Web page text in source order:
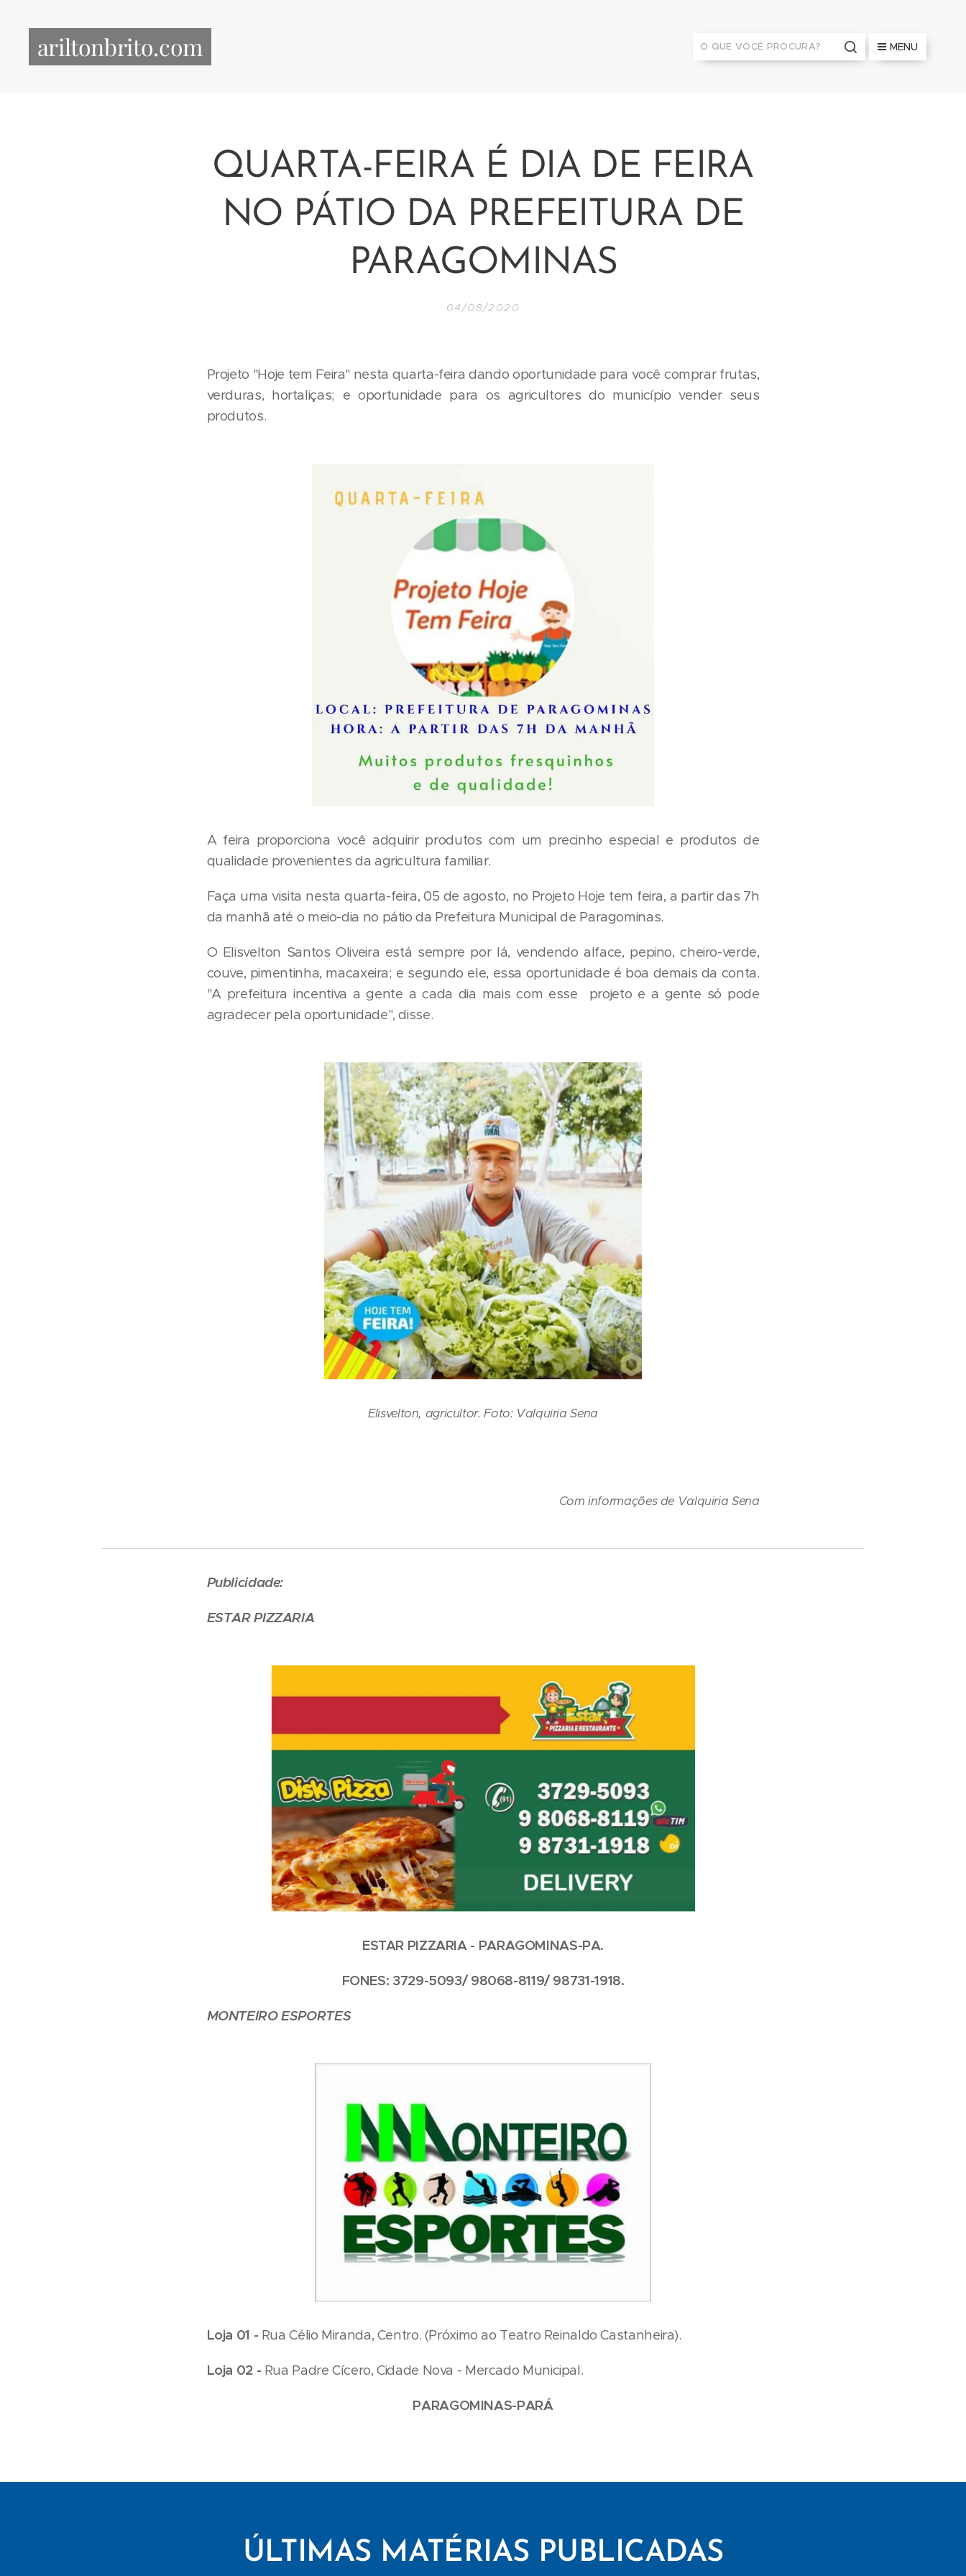
ariltonbrito.com MENU
QUARTA-FEIRA É DIA DE FEIRA
NO PÁTIO DA PREFEITURA DE
PARAGOMINAS
04/08/2020
Projeto "Hoje tem Feira" nesta quarta-feira dando oportunidade para você comprar frutas,
verduras, hortaliças; e oportunidade para os agricultores do município vender seus
produtos.
A feira proporciona você adquirir produtos com um precinho especial e produtos de
qualidade provenientes da agricultura familiar.
Faça uma visita nesta quarta-feira, 05 de agosto, no Projeto Hoje tem feira, a partir das 7h
da manhã até o meio-dia no pátio da Prefeitura Municipal de Paragominas.
O Elisvelton Santos Oliveira está sempre por lá, vendendo alface, pepino, cheiro-verde,
couve, pimentinha, macaxeira; e segundo ele, essa oportunidade é boa demais da conta.
"A prefeitura incentiva a gente a cada dia mais com esse projeto e a gente só pode
agradecer pela oportunidade", disse.
Elisvelton, agricultor. Foto: Valquiria Sena
Com informações de Valquiria Sena
Publicidade:
ESTAR PIZZARIA
ESTAR PIZZARIA - PARAGOMINAS-PA.
FONES: 3729-5093/ 98068-8119/ 98731-1918.
MONTEIRO ESPORTES
Loja 01 - Rua Célio Miranda, Centro. (Próximo ao Teatro Reinaldo Castanheira).
Loja 02 - Rua Padre Cícero, Cidade Nova - Mercado Municipal.
PARAGOMINAS-PARÁ
ÚLTIMAS MATÉRIAS PUBLICADAS